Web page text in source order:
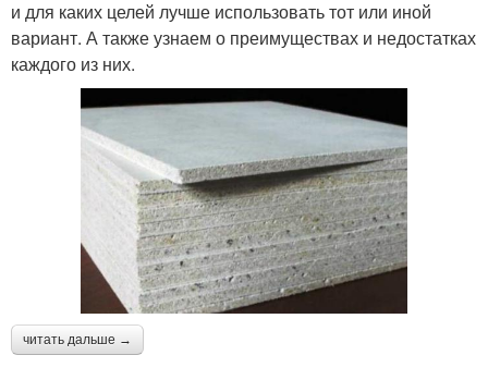
и для каких целей лучше использовать тот или иной
вариант. А также узнаем о преимуществах и недостатках
каждого из них.
читать дальше →